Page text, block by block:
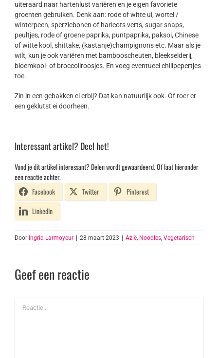
uiteraard naar hartenlust variëren en je eigen favoriete
groenten gebruiken. Denk aan: rode of witte ui, wortel /
winterpeen, sperziebonen of haricots verts, sugar snaps,
peultjes, rode of groene paprika, puntpaprika, paksoi, Chinese
of witte kool, shittake, (kastanje)champignons etc. Maar als je
wilt, kun je ook variëren met bambooscheuten, bleekselderij,
bloemkool- of broccoliroosjes. En voeg eventueel chilipepertjes
toe.
Zin in een gebakken ei erbij? Dat kan natuurlijk ook. Of roer er
een geklutst ei doorheen.
Interessant artikel? Deel het!
Vond je dit artikel interessant? Delen wordt gewaardeerd. Of laat hieronder
een reactie achter.
Facebook
Twitter
Pinterest
LinkedIn
Door Ingrid Larmoyeur 28 maart 2023 Azië, Noodles, Vegetarisch
Geef een reactie